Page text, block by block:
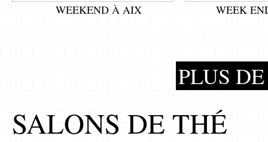
WEEKEND À AIX WEEK
PLUS
SALONS DE THÉ